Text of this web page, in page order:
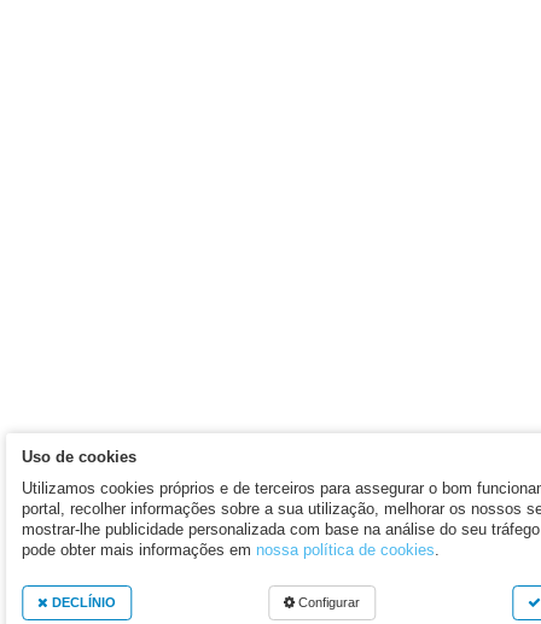
Uso de cookies
Utilizamos cookies próprios e de terceiros para assegurar o bom
portal, recolher informações sobre a sua utilização, melhorar os nossos
mostrar-lhe publicidade personalizada com base na análise do seu
pode obter mais informações em nossa política de cookies.
DECLÍNIO Configurar